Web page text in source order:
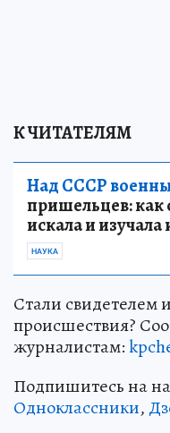
К ЧИТАТЕЛЯМ
Над СССР
пришельцев: как
искала и
НАУКА
Стали свидетелем
происшествия?
журналистам:
Подпишитесь на
Одноклассники,